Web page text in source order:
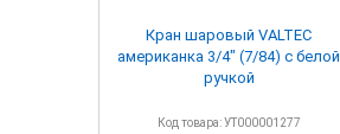
Кран шаровый VALTEC
американка 3/4" (7/84) с белой
ручкой
Код товара: УТ000001277